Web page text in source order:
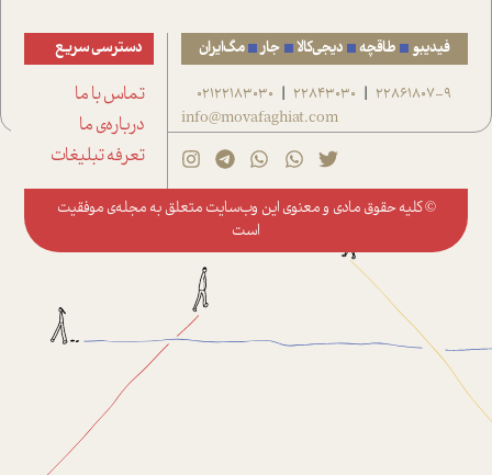
فیدیبو طاقچه دیجی‌کالا جار مگ‌ایران
22861807-9
|
22843030
|
02122183030
info@movafaghiat.com
دسترسی سریع
تماس با ما
درباره‌ی ما
تعرفه تبلیغات
© کلیه حقوق مادی و معنوی این وب‌سایت متعلق به مجله‌ی موفقیت
است